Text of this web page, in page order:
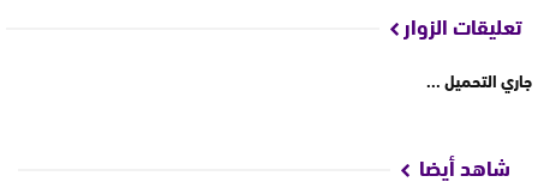
تعليقات الزوار
جاري التحميل ...
شاهد أيضا